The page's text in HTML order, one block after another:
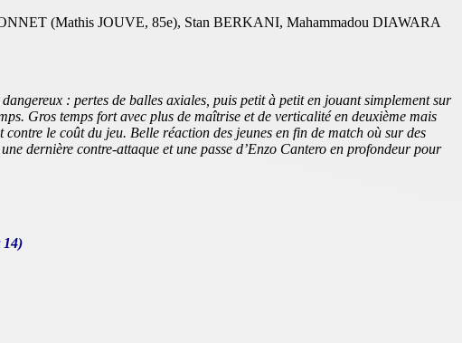
(Mathis JOUVE, 85e), Stan BERKANI, Mahammadou DIAWARA
: pertes de balles axiales, puis petit à petit en jouant simplement sur
Gros temps fort avec plus de maîtrise et de verticalité en deuxième mais
le coût du jeu. Belle réaction des jeunes en fin de match où sur des
dernière contre-attaque et une passe d’Enzo Cantero en profondeur pour
14)